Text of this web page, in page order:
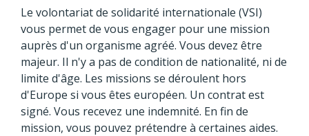
Le volontariat de solidarité internationale (VSI)
vous permet de vous engager pour une mission
auprès d'un organisme agréé. Vous devez être
majeur. Il n'y a pas de condition de nationalité, ni de
limite d'âge. Les missions se déroulent hors
d'Europe si vous êtes européen. Un contrat est
signé. Vous recevez une indemnité. En fin de
mission, vous pouvez prétendre à certaines aides.